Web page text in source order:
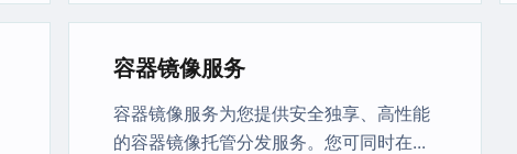
容器镜像服务
容器镜像服务为您提供安全独享、高性能
的容器镜像托管分发服务。您可同时在...